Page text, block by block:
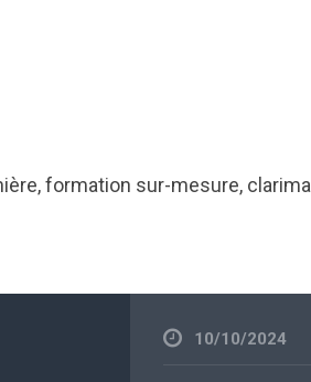
formation sur-mesure,
10/10/2024